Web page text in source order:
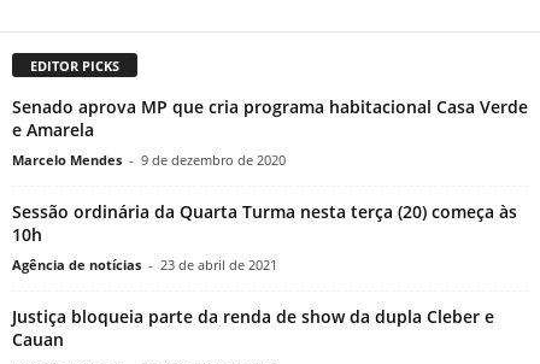
EDITOR PICKS
Senado aprova MP que cria programa habitacional Casa Verde
e Amarela
Marcelo Mendes - 9 de dezembro de 2020
Sessão ordinária da Quarta Turma nesta terça (20) começa às
10h
Agência de notícias - 23 de abril de 2021
Justiça bloqueia parte da renda de show da dupla Cleber e
Cauan